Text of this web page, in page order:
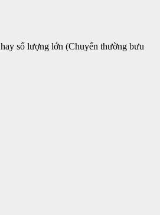
số lượng lớn (Chuyển thường bưu